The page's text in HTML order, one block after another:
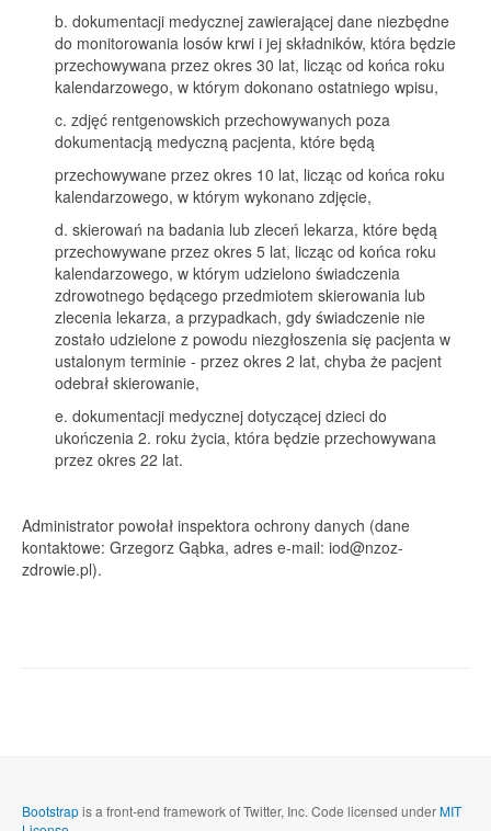
b. dokumentacji medycznej zawierającej dane niezbędne
do monitorowania losów krwi i jej składników, która będzie
przechowywana przez okres 30 lat, licząc od końca roku
kalendarzowego, w którym dokonano ostatniego wpisu,
c. zdjęć rentgenowskich przechowywanych poza
dokumentacją medyczną pacjenta, które będą
przechowywane przez okres 10 lat, licząc od końca roku
kalendarzowego, w którym wykonano zdjęcie,
d. skierowań na badania lub zleceń lekarza, które będą
przechowywane przez okres 5 lat, licząc od końca roku
kalendarzowego, w którym udzielono świadczenia
zdrowotnego będącego przedmiotem skierowania lub
zlecenia lekarza, a przypadkach, gdy świadczenie nie
zostało udzielone z powodu niezgłoszenia się pacjenta w
ustalonym terminie - przez okres 2 lat, chyba że pacjent
odebrał skierowanie,
e. dokumentacji medycznej dotyczącej dzieci do
ukończenia 2. roku życia, która będzie przechowywana
przez okres 22 lat.
Administrator powołał inspektora ochrony danych (dane
kontaktowe: Grzegorz Gąbka, adres e-mail: iod@nzoz-
zdrowie.pl).
Bootstrapis a front-end framework of Twitter, Inc. Code licensed underMIT